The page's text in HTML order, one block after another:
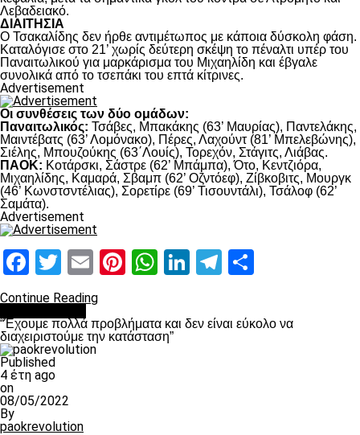
Λεβαδειακό.
ΔΙΑΙΤΗΣΙΑ
Ο Τσακαλίδης δεν ήρθε αντιμέτωπος με κάποια δύσκολη φάση.
Καταλόγισε στο 21’ χωρίς δεύτερη σκέψη το πέναλτι υπέρ του
Παναιτωλικού για μαρκάρισμα του Μιχαηλίδη και έβγαλε
συνολικά από το τσεπάκι του επτά κίτρινες.
Advertisement
Οι συνθέσεις των δύο ομάδων:
Παναιτωλικός: Τσάβες, Μπακάκης (63’ Μαυρίας), Παντελάκης,
Μαιντέβατς (63’ Λομόνακο), Πέρες, Λαχούντ (81’ Μπελεβώνης),
Σιέλης, Μπουζούκης (63΄Λουίς), Τορεχόν, Στάγιτς, Λιάβας.
ΠΑΟΚ: Κοτάρσκι, Σάστρε (62’ Μπάμπα), Ότο, Κεντζιόρα,
Μιχαηλίδης, Καμαρά, Σβαμπ (62’ Οζντόεφ), Ζίβκοβιτς, Μουργκ
(46’ Κωνστσντέλιας), Σορετίρε (69’ Τισουντάλι), Τσάλοφ (62’
Σαμάτα).
Advertisement
Facebook
Twitter
EmailPinterest
WhatsApp
LinkedIn
Telegram
Continue Reading
“Έχουμε πολλά προβλήματα και δεν είναι εύκολο να
διαχειριστούμε την κατάσταση”
Published
4 έτη ago
on
08/05/2022
By
paokrevolution